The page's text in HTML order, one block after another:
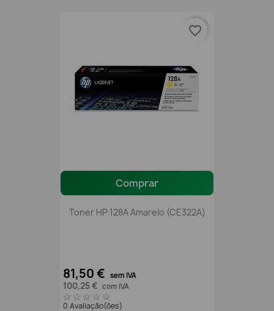
Comprar
Toner HP 128A Amarelo (CE322A)
81,50 € sem IVA
100,25 € com IVA
0 Avaliação(ões)
favorite_border